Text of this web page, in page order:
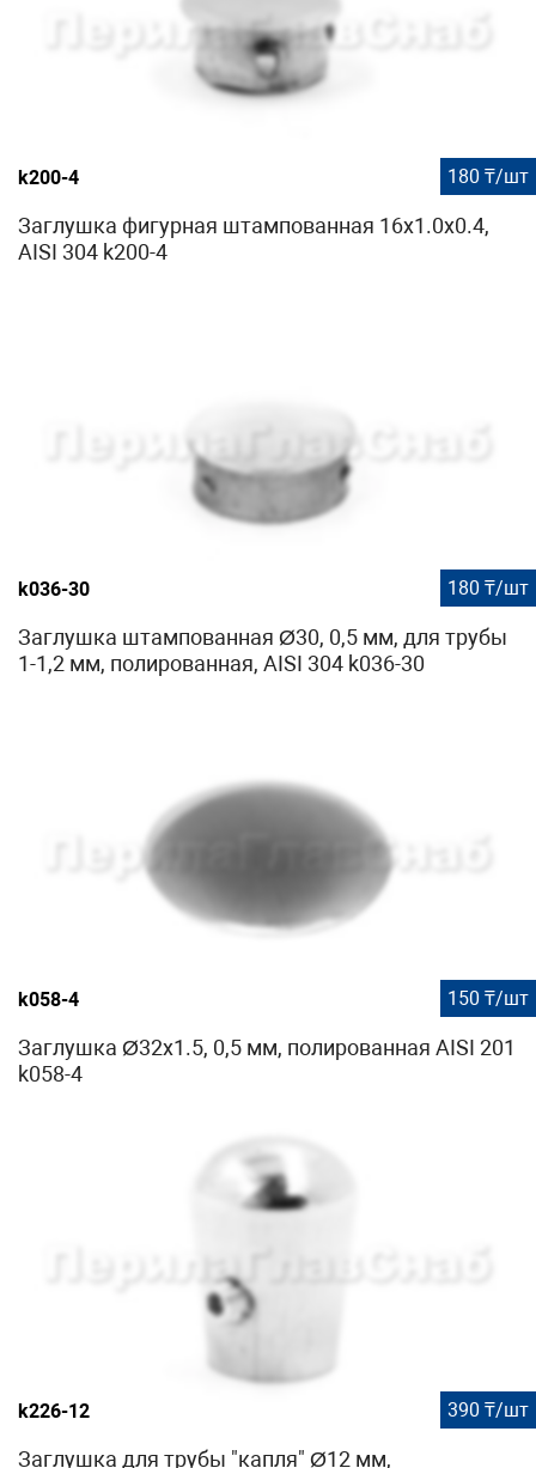
k200-4 180 ₸/шт
Заглушка фигурная штампованная 16x1.0x0.4,
AISI 304 k200-4
k036-30 180 ₸/шт
Заглушка штампованная Ø30, 0,5 мм, для трубы
1-1,2 мм, полированная, AISI 304 k036-30
k058-4 150 ₸/шт
Заглушка Ø32х1.5, 0,5 мм, полированная AISI 201
k058-4
k226-12 390 ₸/шт
Заглушка для трубы "капля" Ø12 мм,